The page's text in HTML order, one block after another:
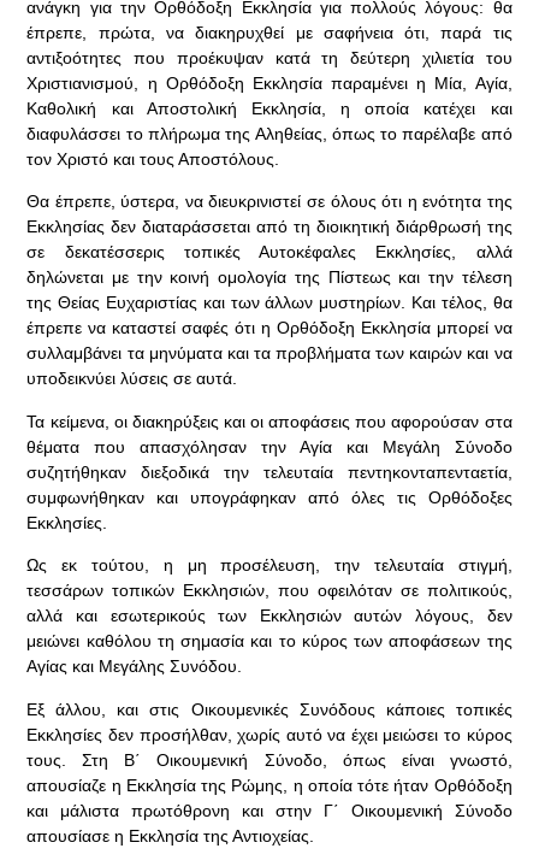
ανάγκη για την Ορθόδοξη Εκκλησία για πολλούς λόγους: θα
έπρεπε, πρώτα, να διακηρυχθεί με σαφήνεια ότι, παρά τις
αντιξοότητες που προέκυψαν κατά τη δεύτερη χιλιετία του
Χριστιανισμού, η Ορθόδοξη Εκκλησία παραμένει η Μία, Αγία,
Καθολική και Αποστολική Εκκλησία, η οποία κατέχει και
διαφυλάσσει το πλήρωμα της Αληθείας, όπως το παρέλαβε από
τον Χριστό και τους Αποστόλους.
Θα έπρεπε, ύστερα, να διευκρινιστεί σε όλους ότι η ενότητα της
Εκκλησίας δεν διαταράσσεται από τη διοικητική διάρθρωσή της
σε δεκατέσσερις τοπικές Αυτοκέφαλες Εκκλησίες, αλλά
δηλώνεται με την κοινή ομολογία της Πίστεως και την τέλεση
της Θείας Ευχαριστίας και των άλλων μυστηρίων. Και τέλος, θα
έπρεπε να καταστεί σαφές ότι η Ορθόδοξη Εκκλησία μπορεί να
συλλαμβάνει τα μηνύματα και τα προβλήματα των καιρών και να
υποδεικνύει λύσεις σε αυτά.
Τα κείμενα, οι διακηρύξεις και οι αποφάσεις που αφορούσαν στα
θέματα που απασχόλησαν την Αγία και Μεγάλη Σύνοδο
συζητήθηκαν διεξοδικά την τελευταία πεντηκονταπενταετία,
συμφωνήθηκαν και υπογράφηκαν από όλες τις Ορθόδοξες
Εκκλησίες.
Ως εκ τούτου, η μη προσέλευση, την τελευταία στιγμή,
τεσσάρων τοπικών Εκκλησιών, που οφειλόταν σε πολιτικούς,
αλλά και εσωτερικούς των Εκκλησιών αυτών λόγους, δεν
μειώνει καθόλου τη σημασία και το κύρος των αποφάσεων της
Αγίας και Μεγάλης Συνόδου.
Εξ άλλου, και στις Οικουμενικές Συνόδους κάποιες τοπικές
Εκκλησίες δεν προσήλθαν, χωρίς αυτό να έχει μειώσει το κύρος
τους. Στη Β΄ Οικουμενική Σύνοδο, όπως είναι γνωστό,
απουσίαζε η Εκκλησία της Ρώμης, η οποία τότε ήταν Ορθόδοξη
και μάλιστα πρωτόθρονη και στην Γ΄ Οικουμενική Σύνοδο
απουσίασε η Εκκλησία της Αντιοχείας.